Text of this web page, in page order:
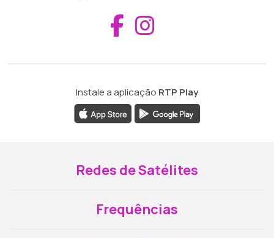
Aceder ao
Instale a aplicação RTP Play
Redes de Satélites
Frequências